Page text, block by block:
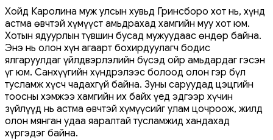
Хойд Каролина муж улсын хувьд Гринсборо хот нь, хүнд
астма өвчтэй хүмүүст амьдрахад хамгийн муу хот юм.
Хотын ядуурлын түвшин бусад мужуудаас өндөр байна.
Энэ нь олон хүн агаарт бохирдуулагч бодис
ялгаруулдаг үйлдвэрлэлийн бүсэд ойр амьдардаг гэсэн
үг юм. Санхүүгийн хүндрэлээс болоод олон гэр бүл
тусламж хүсч чадахгүй байна. Зуны саруудад цэцгийн
тоосны хэмжээ хамгийн их байх үед эдгээр хүчин
зүйлүүд нь астма өвчтэй хүмүүсийг улам цочроож, жилд
олон мянган удаа яаралтай тусламжид хандахад
хүргэдэг байна.